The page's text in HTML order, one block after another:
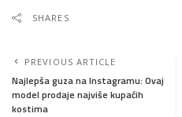
SHARES
PREVIOUS ARTICLE
Najlepša guza na Instagramu: Ovaj
model prodaje najviše kupaćih
kostima